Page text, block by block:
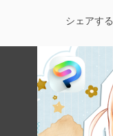
シェアする